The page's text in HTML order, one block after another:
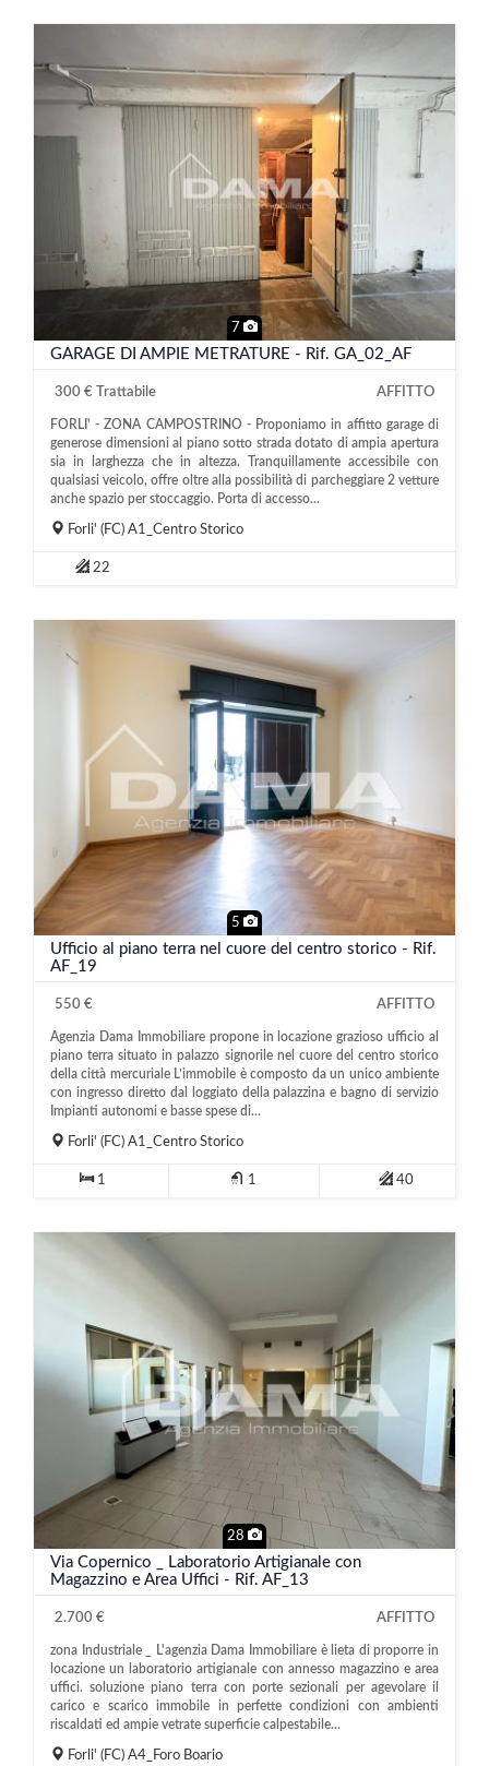
7
GARAGE DI AMPIE METRATURE - Rif. GA_02_AF
300 € Trattabile AFFITTO
FORLI' - ZONA CAMPOSTRINO - Proponiamo in affitto garage di
generose dimensioni al piano sotto strada dotato di ampia apertura
sia in larghezza che in altezza. Tranquillamente accessibile con
qualsiasi veicolo, offre oltre alla possibilità di parcheggiare 2 vetture
anche spazio per stoccaggio. Porta di accesso...
Forli' (FC) A1_Centro Storico
22
5
Ufficio al piano terra nel cuore del centro storico - Rif.
AF_19
550 € AFFITTO
Agenzia Dama Immobiliare propone in locazione grazioso ufficio al
piano terra situato in palazzo signorile nel cuore del centro storico
della città mercuriale L’immobile è composto da un unico ambiente
con ingresso diretto dal loggiato della palazzina e bagno di servizio
Impianti autonomi e basse spese di...
Forli' (FC) A1_Centro Storico
1 1 40
28
Via Copernico _ Laboratorio Artigianale con
Magazzino e Area Uffici - Rif. AF_13
2.700 € AFFITTO
zona Industriale _ L'agenzia Dama Immobiliare è lieta di proporre in
locazione un laboratorio artigianale con annesso magazzino e area
uffici. soluzione piano terra con porte sezionali per agevolare il
carico e scarico immobile in perfette condizioni con ambienti
riscaldati ed ampie vetrate superficie calpestabile...
Forli' (FC) A4_Foro Boario